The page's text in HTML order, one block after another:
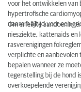
voor het ontwikkelen van
hypertrofische
daarom altijd voor een
Om erfelijke
niesziekte, kattenaids en
rasverenigingen
verplichte en aanbevolen
bepalen wanneer ze
tegenstelling bij de hond
overkoepelende